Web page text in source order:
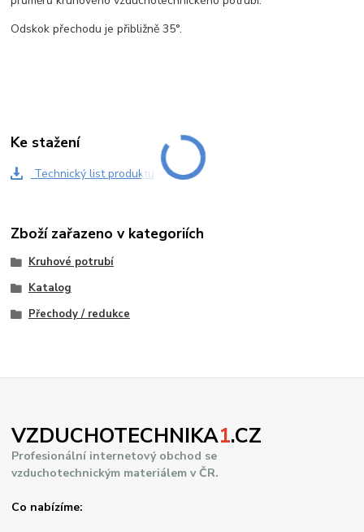
Odskok přechodu je přibližně 35°.
Ke stažení
Technický list produktu
Zboží zařazeno v kategoriích
Kruhové potrubí
Katalog
Přechody / redukce
VZDUCHOTECHNIKA1.CZ
Profesionální internetový obchod se
vzduchotechnickým materiálem v ČR.
Co nabízíme: